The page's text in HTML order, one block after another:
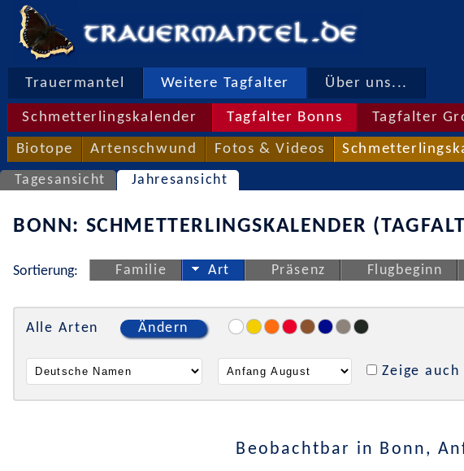
Trauermantel Weitere Tagfalter Über uns...
Schmetterlingskalender Tagfalter Bonns Tagfalter
Biotope Artenschwund Fotos & Videos
Tagesansicht Jahresansicht
BONN: SCHMETTERLINGSKALENDER
Sortierung: Familie Art Präsenz Flugbeginn
Alle Arten Ändern
Zeige
Beobachtbar in Bonn,